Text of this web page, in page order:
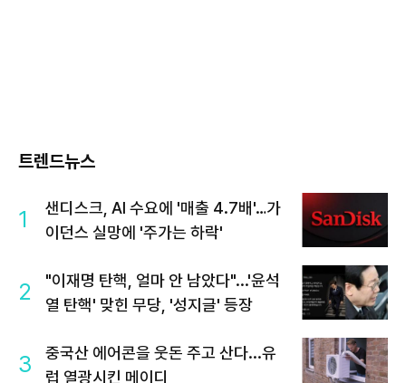
트렌드뉴스
1
샌디스크, AI 수요에 '매출 4.7배'…가
이던스 실망에 '주가는 하락'
2
"이재명 탄핵, 얼마 안 남았다"...'윤석
열 탄핵' 맞힌 무당, '성지글' 등장
3
중국산 에어콘을 웃돈 주고 산다...유
럽 열광시킨 메이디